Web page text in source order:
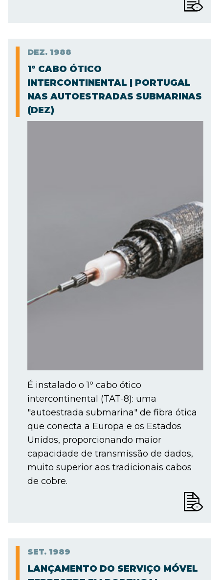
DEZ. 1988
1º CABO ÓTICO
INTERCONTINENTAL | PORTUGAL
NAS AUTOESTRADAS SUBMARINAS
(DEZ)
É instalado o 1º cabo ótico
intercontinental (TAT-8): uma
"autoestrada submarina" de fibra ótica
que conecta a Europa e os Estados
Unidos, proporcionando maior
capacidade de transmissão de dados,
muito superior aos tradicionais cabos
de cobre.
SET. 1989
LANÇAMENTO DO SERVIÇO MÓVEL